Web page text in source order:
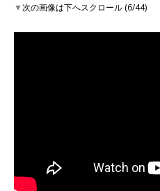
▼次の画像は下へスクロール (6/44)